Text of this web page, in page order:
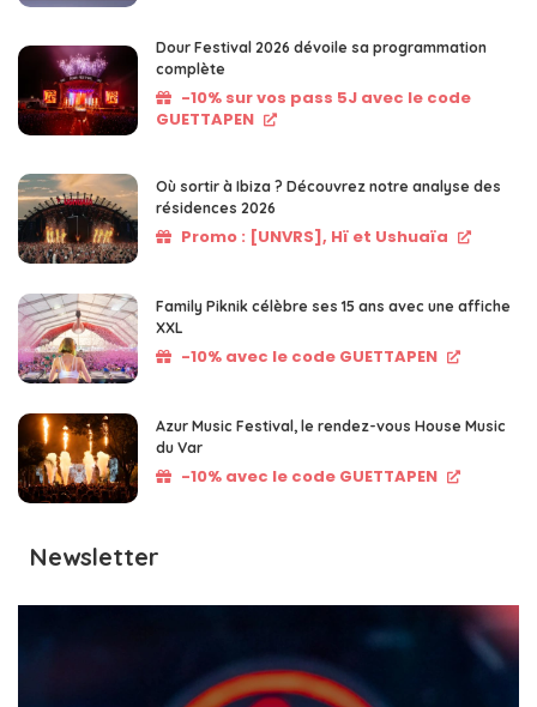
Dour Festival 2026 dévoile sa programmation
complète
-10% sur vos pass 5J avec le code
GUETTAPEN
Où sortir à Ibiza ? Découvrez notre analyse des
résidences 2026
Promo : [UNVRS], Hï et Ushuaïa
Family Piknik célèbre ses 15 ans avec une affiche
XXL
-10% avec le code GUETTAPEN
Azur Music Festival, le rendez-vous House Music
du Var
-10% avec le code GUETTAPEN
Newsletter